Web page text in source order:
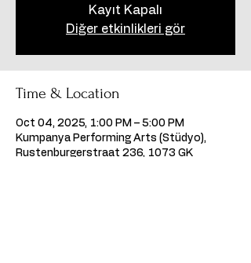
Kayıt Kapalı
Diğer etkinlikleri gör
Time & Location
Oct 04, 2025, 1:00 PM – 5:00 PM
Kumpanya Performing Arts (Stüdyo),
Rustenburgerstraat 236, 1073 GK